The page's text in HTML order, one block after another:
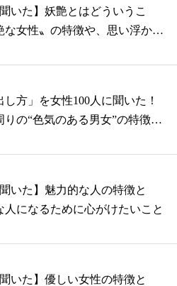
聞いた】妖艶とはどういうこ
な女性〟の特徴や、思い浮かぶ
し方」を女性100人に聞いた！
りの“色気のある男女”の特徴
聞いた】魅力的な人の特徴と
人になるために心がけたいこと
聞いた】優しい女性の特徴と